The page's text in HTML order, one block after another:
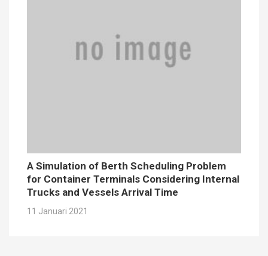
A Simulation of Berth Scheduling Problem
for Container Terminals Considering Internal
Trucks and Vessels Arrival Time
11 Januari 2021